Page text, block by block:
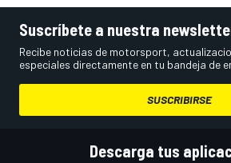
Suscríbete a nuestra
Recibe noticias de motorsport,
especiales directamente en tu bandeja de
SUSCRIBIRSE
Descarga tus